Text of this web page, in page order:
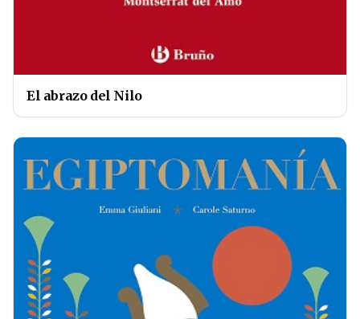
El abrazo del Nilo